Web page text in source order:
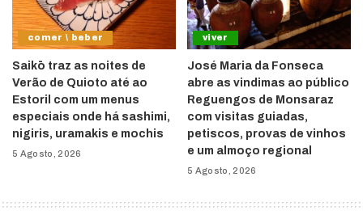
comer \ beber
Saikō traz as noites de
Verão de Quioto até ao
Estoril com um menus
especiais onde há sashimi,
nigiris, uramakis e mochis
5 Agosto, 2026
viver
José Maria da Fonseca
abre as vindimas ao público
Reguengos de Monsaraz
com visitas guiadas,
petiscos, provas de vinhos
e um almoço regional
5 Agosto, 2026